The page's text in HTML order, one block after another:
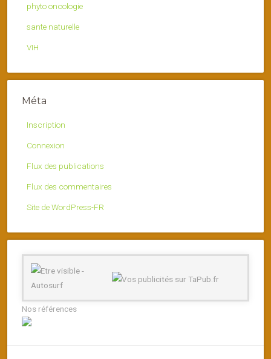
phyto oncologie
sante naturelle
VIH
Méta
Inscription
Connexion
Flux des publications
Flux des commentaires
Site de WordPress-FR
Nos références